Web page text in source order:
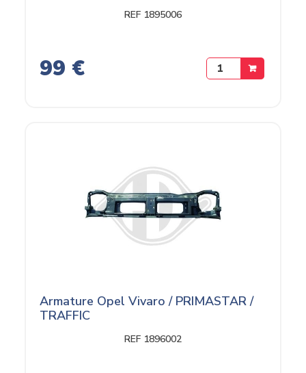
REF 1895006
99 €
Armature Opel Vivaro / PRIMASTAR /
TRAFFIC
REF 1896002